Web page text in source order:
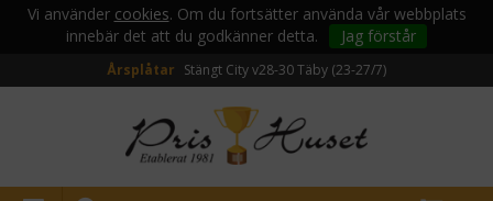
Vi använder cookies. Om du fortsätter använda vår webbplats
innebär det att du godkänner detta.
Jag förstår
Årsplåtar Stängt City v28-30Täby (23-27/7)